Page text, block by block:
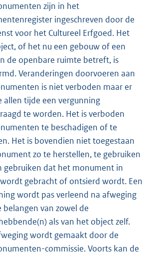
zijn in het
ingeschreven door de
voor het Cultureel Erfgoed. Het
of het nu een gebouw of een
de openbare ruimte betreft, is
Veranderingen doorvoeren aan
is niet verboden maar er
allen tijde een vergunning
te worden. Het is verboden
te beschadigen of te
Het is bovendien niet toegestaan
zo te herstellen, te gebruiken
gebruiken dat het monument in
gebracht of ontsierd wordt. Een
wordt pas verleend na afweging
belangen van zowel de
als van het object zelf.
wordt gemaakt door de
commissie. Voorts kan de